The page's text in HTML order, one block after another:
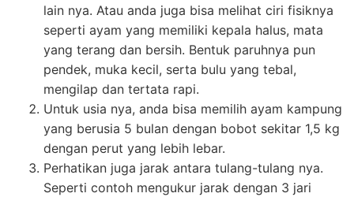
lain nya. Atau anda juga bisa melihat ciri fisiknya
seperti ayam yang memiliki kepala halus, mata
yang terang dan bersih. Bentuk paruhnya pun
pendek, muka kecil, serta bulu yang tebal,
mengilap dan tertata rapi.
Untuk usia nya, anda bisa memilih ayam kampung
yang berusia 5 bulan dengan bobot sekitar 1,5 kg
dengan perut yang lebih lebar.
Perhatikan juga jarak antara tulang-tulang nya.
Seperti contoh mengukur jarak dengan 3 jari